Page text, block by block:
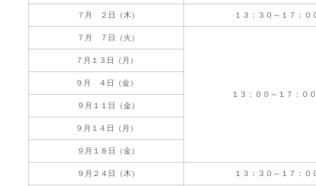
７月 ２日（木） １３：３０～１７：０
７月 ７日（火）
１３：００～１７：
７月１３日（月）
９月 ４日（金）
９月１１日（金）
９月１４日（月）
９月１８日（金）
９月２４日（木） １３：３０～１７：０